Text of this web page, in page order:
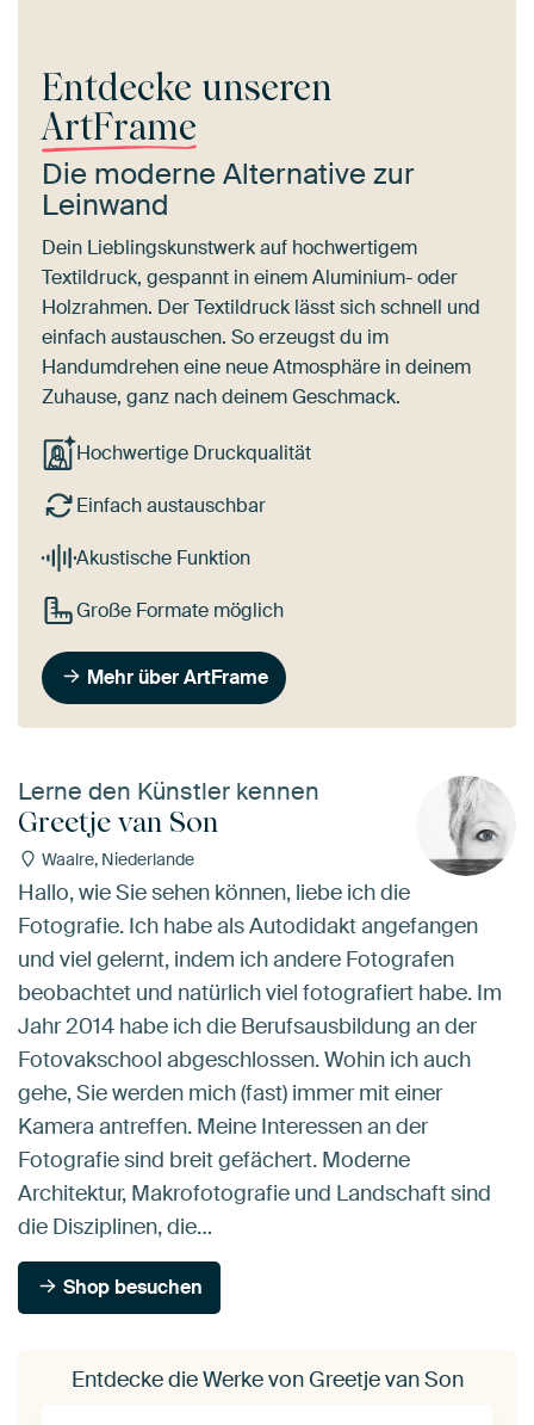
Entdecke unseren
ArtFrame
Die moderne Alternative zur
Leinwand
Dein Lieblingskunstwerk auf hochwertigem
Textildruck, gespannt in einem Aluminium- oder
Holzrahmen. Der Textildruck lässt sich schnell und
einfach austauschen. So erzeugst du im
Handumdrehen eine neue Atmosphäre in deinem
Zuhause, ganz nach deinem Geschmack.
Hochwertige Druckqualität
Einfach austauschbar
Akustische Funktion
Große Formate möglich
Mehr über ArtFrame
Lerne den Künstler kennen
Greetje van Son
Waalre, Niederlande
Hallo, wie Sie sehen können, liebe ich die
Fotografie. Ich habe als Autodidakt angefangen
und viel gelernt, indem ich andere Fotografen
beobachtet und natürlich viel fotografiert habe. Im
Jahr 2014 habe ich die Berufsausbildung an der
Fotovakschool abgeschlossen. Wohin ich auch
gehe, Sie werden mich (fast) immer mit einer
Kamera antreffen. Meine Interessen an der
Fotografie sind breit gefächert. Moderne
Architektur, Makrofotografie und Landschaft sind
die Disziplinen, die…
Shop besuchen
Entdecke die Werke von Greetje van Son